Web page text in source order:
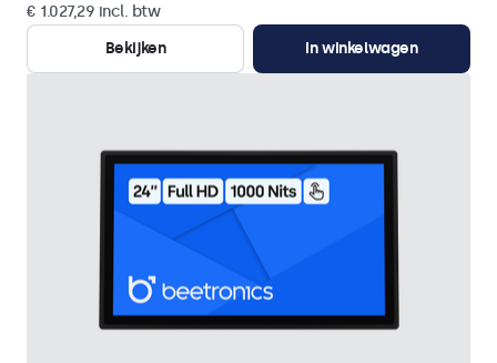
€ 1.027,29 incl. btw
Bekijken
In winkelwagen